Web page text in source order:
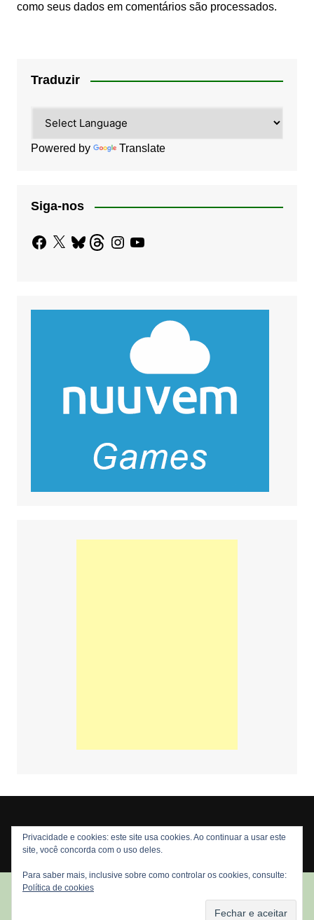
como seus dados em comentários são processados.
Traduzir
Powered by Translate
Siga-nos
Facebook
X BlueskyThreadsInstagram
YouTube
Copyright © 2026 Nós Nerds. Todos os direitos reservados
Privacidade e cookies: este site usa cookies. Ao continuar a usar este
site, você concorda com o uso deles.
Para saber mais, inclusive sobre como controlar os cookies, consulte:
Política de cookies